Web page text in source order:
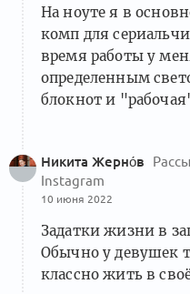
На ноуте я в
комп для
время работы у
определенным
блокнот и
Никита Жерно́в
Instagram
10 июня 2022
Задатки жизни в
Обычно у девушек
классно жить в